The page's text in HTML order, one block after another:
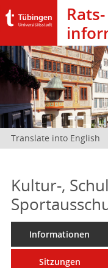
Rats­
Translate into English
Kultur-,
Informationen
Sitzungen